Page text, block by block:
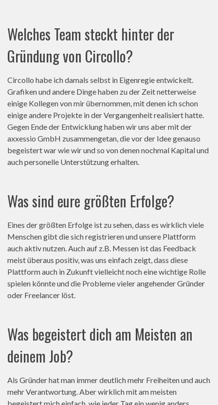
Welches Team steckt hinter der
Gründung von Circollo?
Circollo habe ich damals selbst in Eigenregie entwickelt.
Grafiken und andere Dinge haben zu der Zeit netterweise
einige Kollegen von mir übernommen, mit denen ich schon
einige andere Projekte in der Vergangenheit realisiert hatte.
Gegen Ende der Entwicklung haben wir uns aber mit der
axxessio GmbH zusammengetan, die vor der Idee genauso
begeistert war wie wir und so von denen nochmal Kapital und
auch personelle Unterstützung erhalten.
Was sind eure größten Erfolge?
Eines der größten Erfolge ist zu sehen, dass es wirklich viele
Menschen gibt die sich registrieren und unsere Plattform
auch aktiv nutzen. Auch auf z.B. Messen ist das Feedback
meist überaus positiv, was uns einfach zeigt, dass diese
Plattform auch in Zukunft vielleicht noch eine wichtige Rolle
spielen könnte und die Probleme vieler angehender Gründer
oder Freelancer löst.
Was begeistert dich am Meisten an
deinem Job?
Als Gründer hat man immer deutlich mehr Freiheiten und auch
mehr Verantwortung. Aber wirklich mit am meisten